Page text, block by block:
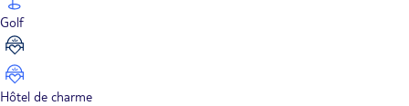
Golf
Hôtel de charme